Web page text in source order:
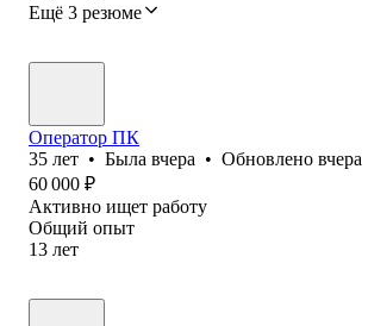
Ещё 3 резюме
Оператор ПК
35 лет • Была вчера • Обновлено вчера
60 000 ₽
Активно ищет работу
Общий опыт
13 лет